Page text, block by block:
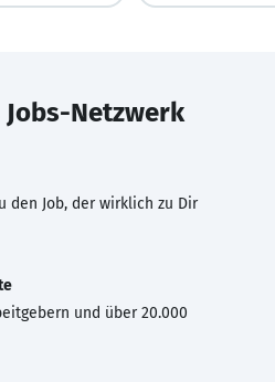
Jobs-Netzwerk
den Job, der wirklich zu Dir
und über 20.000